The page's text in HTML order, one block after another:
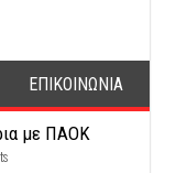
ΕΠΙΚΟΙΝΩΝΙΑ
με ΠΑΟΚ